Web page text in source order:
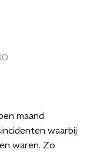
maand
waarbij
waren. Zo